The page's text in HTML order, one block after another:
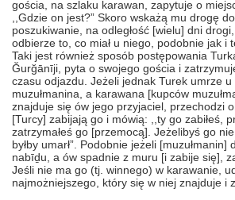
gościa, na szlaku karawan, zapytuje o
,,Gdzie on jest?” Skoro wskażą mu drogę
poszukiwanie, na odległość [wielu] dni
odbierze to, co miał u niego, podobnie jak i
Taki jest również sposób postępowania
Ğurğānīji , pyta o swojego gościa i
czasu odjazdu. Jeżeli jednak Turek umrze
muzułmanina, a karawana [kupców
znajduje się ów jego przyjaciel, przechodzi
[Turcy] zabijają go i mówią: ,,ty go zabiłeś,
zatrzymałeś go [przemocą]. Jeżelibyś go nie
byłby umarł”. Podobnie jeżeli
nabīḏu , a ów spadnie z muru [i zabije się],
Jeśli nie ma go (tj. winnego) w karawanie,
najmożniejszego, który się w niej znajduje i